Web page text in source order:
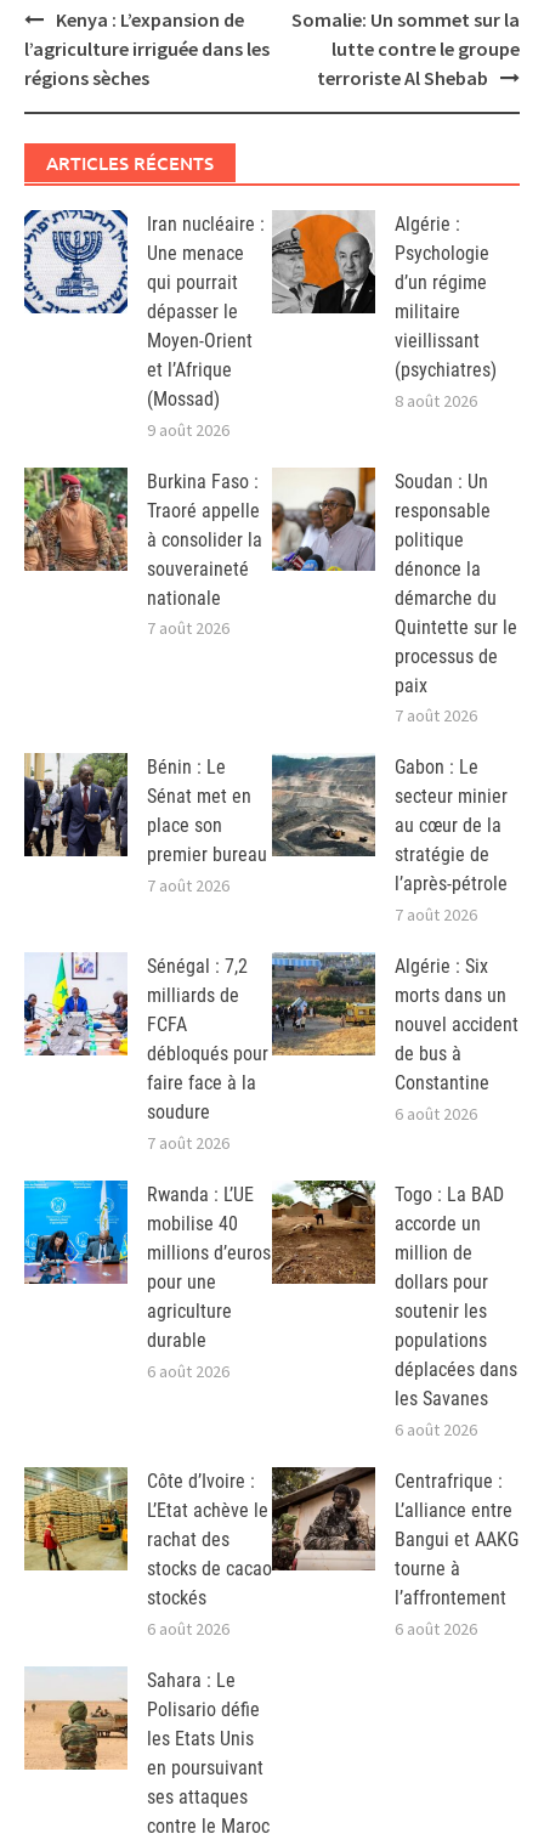
Post
navigation
Kenya : L’expansion de
l’agriculture irriguée dans les
régions sèches
Somalie: Un sommet sur la
lutte contre le groupe
terroriste Al Shebab
ARTICLES RÉCENTS
Iran nucléaire :
Une menace
qui pourrait
dépasser le
Moyen-Orient
et l’Afrique
(Mossad)
9 août 2026
Algérie :
Psychologie
d’un régime
militaire
vieillissant
(psychiatres)
8 août 2026
Burkina Faso :
Traoré appelle
à consolider la
souveraineté
nationale
7 août 2026
Soudan : Un
responsable
politique
dénonce la
démarche du
Quintette sur le
processus de
paix
7 août 2026
Bénin : Le
Sénat met en
place son
premier bureau
7 août 2026
Gabon : Le
secteur minier
au cœur de la
stratégie de
l’après-pétrole
7 août 2026
Sénégal : 7,2
milliards de
FCFA
débloqués pour
faire face à la
soudure
7 août 2026
Algérie : Six
morts dans un
nouvel accident
de bus à
Constantine
6 août 2026
Rwanda : L’UE
mobilise 40
millions d’euros
pour une
agriculture
durable
6 août 2026
Togo : La BAD
accorde un
million de
dollars pour
soutenir les
populations
déplacées dans
les Savanes
6 août 2026
Côte d’Ivoire :
L’Etat achève le
rachat des
stocks de cacao
stockés
6 août 2026
Centrafrique :
L’alliance entre
Bangui et AAKG
tourne à
l’affrontement
6 août 2026
Sahara : Le
Polisario défie
les Etats Unis
en poursuivant
ses attaques
contre le Maroc